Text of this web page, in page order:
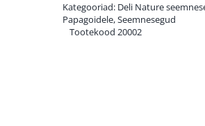
Kategooriad: Deli Nature
Papagoidele,Seemnesegud
Tootekood 20002